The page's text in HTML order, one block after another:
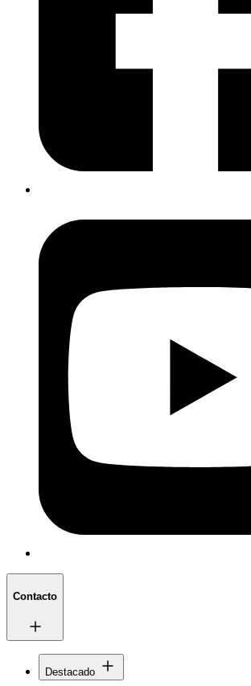
Contacto
Destacado